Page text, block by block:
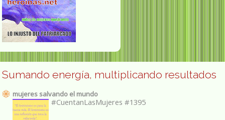
Sumando energía, multiplicando resultados
mujeres salvando el mundo
#CuentanLasMujeres #1395